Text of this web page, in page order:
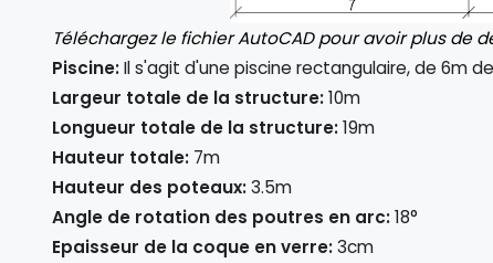
Téléchargez le fichier AutoCAD pour avoir plus de
Piscine:Il s'agit d'une piscine rectangulaire, de 6m
Largeur totale de la structure:10m
Longueur totale de la structure:19m
Hauteur totale: 7m
Hauteur des poteaux:3.5m
Angle de rotation des poutres en arc:18°
Epaisseur de la coque en verre:3cm